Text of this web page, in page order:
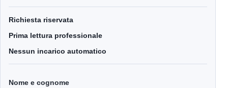
Richiesta riservata
Prima lettura professionale
Nessun incarico automatico
Nome e cognome